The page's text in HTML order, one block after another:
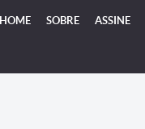
HOME SOBRE ASSINE